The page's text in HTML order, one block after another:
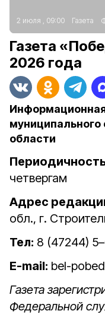
2 июля , 09:00 Газета
Газета
2026 года
Информационная
муниципального
области
четвергам
Адрес
обл., г.
Тел: 8 (47244)
E-mail: bel-
Газета
Федеральной